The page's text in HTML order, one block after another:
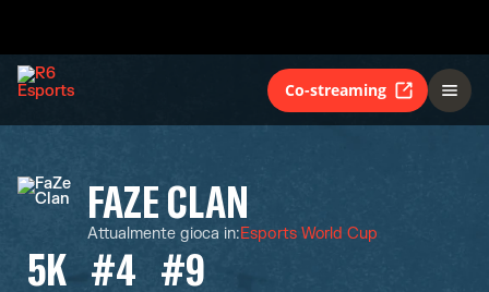
Co-streaming
FAZE CLAN
Attualmente gioca in:Esports World Cup
5K #4 #9